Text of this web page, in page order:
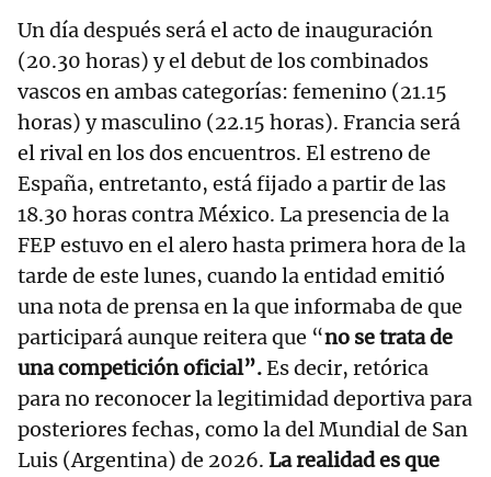
Un día después será el acto de inauguración
(20.30 horas) y el debut de los combinados
vascos en ambas categorías: femenino (21.15
horas) y masculino (22.15 horas). Francia será
el rival en los dos encuentros. El estreno de
España, entretanto, está fijado a partir de las
18.30 horas contra México. La presencia de la
FEP estuvo en el alero hasta primera hora de la
tarde de este lunes, cuando la entidad emitió
una nota de prensa en la que informaba de que
participará aunque reitera que “no se trata de
una competición oficial”.Es decir, retórica
para no reconocer la legitimidad deportiva para
posteriores fechas, como la del Mundial de San
Luis (Argentina) de 2026. La realidad es que